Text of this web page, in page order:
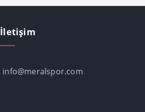
İletişim
info@meralspor.com